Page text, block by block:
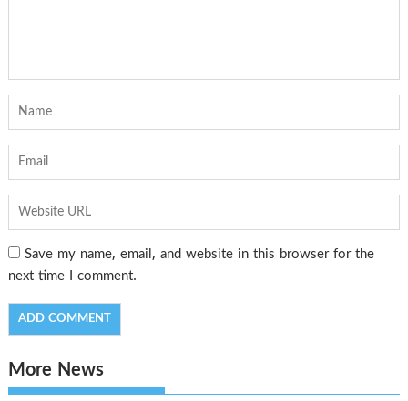
Save my name, email, and website in this browser for the
next time I comment.
More News